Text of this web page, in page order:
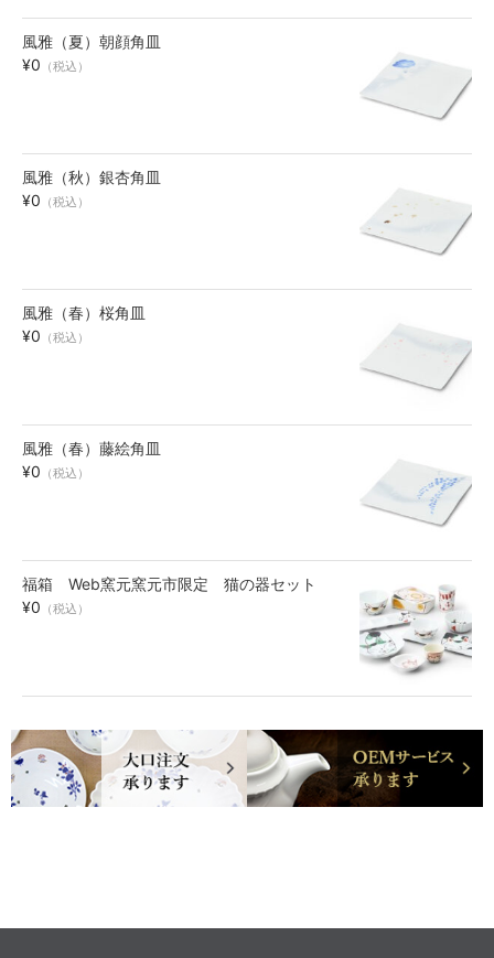
風雅（夏）朝顔角皿
¥0 （税込）
風雅（秋）銀杏角皿
¥0 （税込）
風雅（春）桜角皿
¥0 （税込）
風雅（春）藤絵角皿
¥0 （税込）
福箱 Web窯元窯元市限定 猫の器セット
¥0 （税込）